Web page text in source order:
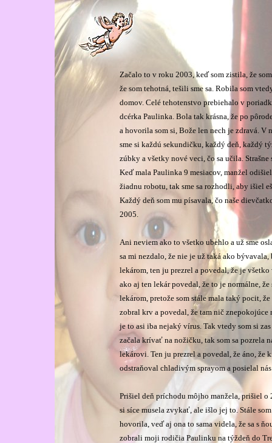
Začalo to v roku 2003, keď som zistila, že
že som tehotná, tešili sme sa. Robila som
domov. Celé tehotenstvo prebiehalo v
dcérka Paulinka. Bola tak krásna, že po
a hovorila som si, Bože len nech je zdravá.
sme si každú sekundičku, každý deň, každý
zúbky a všetky nové veci, čo sa učila. Strašne
Keď mala Paulinka 9 mesiacov, manžel
žiadnu robotu, tak sme sa rozhodli, aby išiel
Každý deň som mu písavala, čo naše
2005.
Ani neviem ako to všetko ubehlo a už sme
sa mi nezdalo, že nie je už taká ako
lekárom, ten ju prezrel a povedal, že je
ako aj ten lekár povedal, že to je normálne,
lekárom, pretože som stále mala taký pocit,
zobral krv a povedal, že tam nič
je to asi iba nejaký vírus. Tak vtedy som si
začala krívať na nožičku, tak som sa pozrela
lekárovi. Ten ju prezrel a povedal, že áno,
odstraňoval chladivým sprayom a posielal
Prišiel deň príchodu môjho manžela, prišiel o
si síce musela zvykať, ale išlo jej to. Stále
hovorila, veď aj ona to sama videla, že sa s
zobrali moji rodičia Paulinku na týždeň do